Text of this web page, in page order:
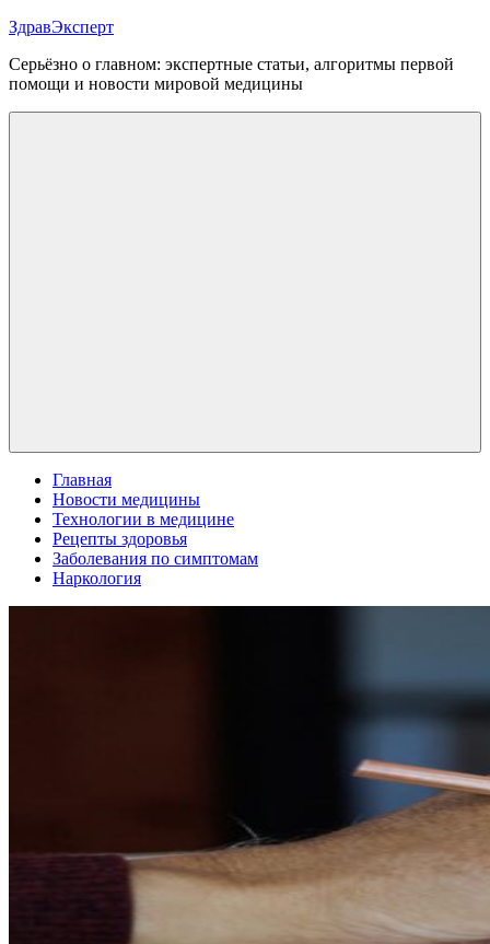
Перейти
содержимому
ЗдравЭксперт
Серьёзно о главном: экспертные статьи, алгоритмы первой
помощи и новости мировой медицины
Главная
Новости медицины
Технологии в медицине
Рецепты здоровья
Заболевания по симптомам
Наркология